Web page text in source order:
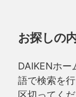
お探しの
DAIKENホ
語で検索を
区切ってくだ